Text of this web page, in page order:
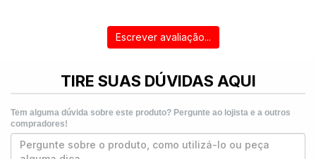
Escrever avaliação...
TIRE SUAS DÚVIDAS AQUI
Tem alguma dúvida sobre este produto? Pergunte ao lojista e a outros
compradores!